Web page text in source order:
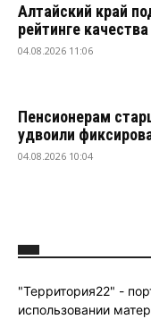
Алтайский край
рейтинге
04.08.2026 11:06
Пенсионерам
удвоили
04.08.2026 10:04
"Территория22" -
использовании